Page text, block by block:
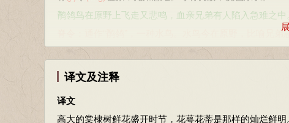
鹡鸰鸟在原野上飞走又悲鸣，血亲兄弟有人陷入急难之
脊令：通作“鹡鸰”，一种水鸟。水鸟今在原野，比喻兄
兄弟之间在家里有可能争斗，但是每遇外侮总能鼎力相
丧乱既平，既安且宁。虽有兄弟，不如友生。
译文及注释
译文
高大的棠棣树鲜花盛开时节，花萼花蒂是那样的灿烂鲜